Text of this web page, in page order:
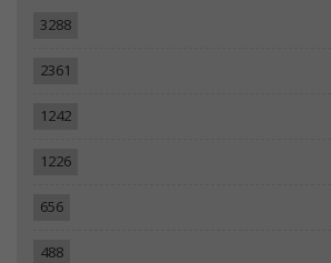
3288
2361
1242
1226
656
488